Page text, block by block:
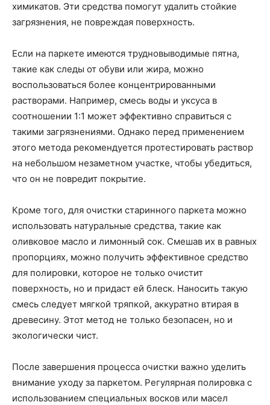
химикатов. Эти средства помогут удалить стойкие
загрязнения, не повреждая поверхность.
Если на паркете имеются трудновыводимые пятна,
такие как следы от обуви или жира, можно
воспользоваться более концентрированными
растворами. Например, смесь воды и уксуса в
соотношении 1:1 может эффективно справиться с
такими загрязнениями. Однако перед применением
этого метода рекомендуется протестировать раствор
на небольшом незаметном участке, чтобы убедиться,
что он не повредит покрытие.
Кроме того, для очистки старинного паркета можно
использовать натуральные средства, такие как
оливковое масло и лимонный сок. Смешав их в равных
пропорциях, можно получить эффективное средство
для полировки, которое не только очистит
поверхность, но и придаст ей блеск. Наносить такую
смесь следует мягкой тряпкой, аккуратно втирая в
древесину. Этот метод не только безопасен, но и
экологически чист.
После завершения процесса очистки важно уделить
внимание уходу за паркетом. Регулярная полировка с
использованием специальных восков или масел